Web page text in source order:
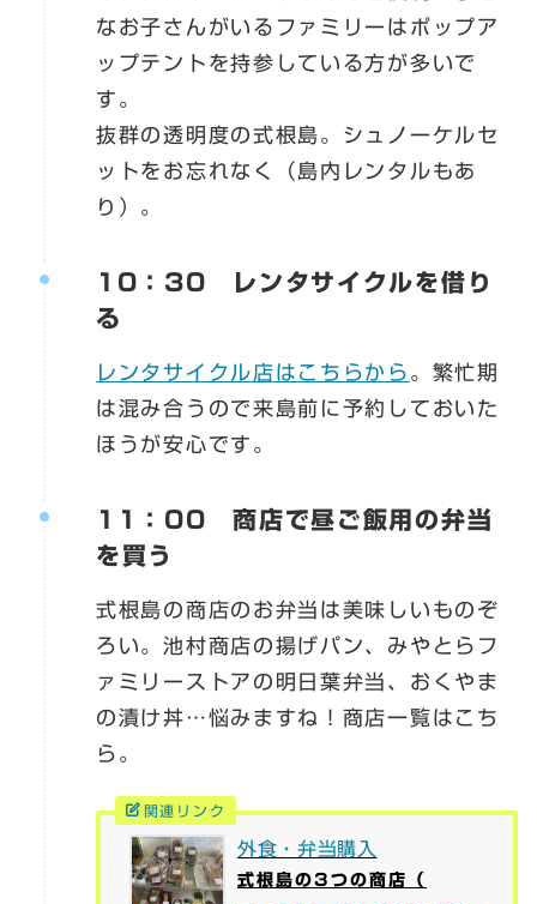
なお子さんがいるファミリーはポップア
ップテントを持参している方が多いで
す。
抜群の透明度の式根島。シュノーケルセ
ットをお忘れなく（島内レンタルもあ
り）。
10：30 レンタサイクルを借り
る
レンタサイクル店はこちらから 。繁忙期
は混み合うので来島前に予約しておいた
ほうが安心です。
11：00 商店で昼ご飯用の弁当
を買う
式根島の商店のお弁当は美味しいものぞ
ろい。池村商店の揚げパン、みやとらフ
ァミリーストアの明日葉弁当、おくやま
の漬け丼…悩みますね！商店一覧はこち
ら。
関連リンク
外食・弁当購入
式根島の3つの商店（